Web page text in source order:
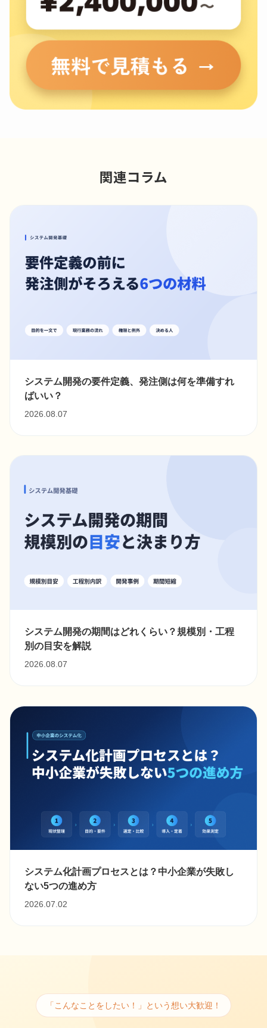
関連コラム
システム開発の要件定義、発注側は何を準備すれ
ばいい？
2026.08.07
システム開発の期間はどれくらい？規模別・工程
別の目安を解説
2026.08.07
システム化計画プロセスとは？中小企業が失敗し
ない5つの進め方
2026.07.02
「こんなことをしたい！」という想い大歓迎！